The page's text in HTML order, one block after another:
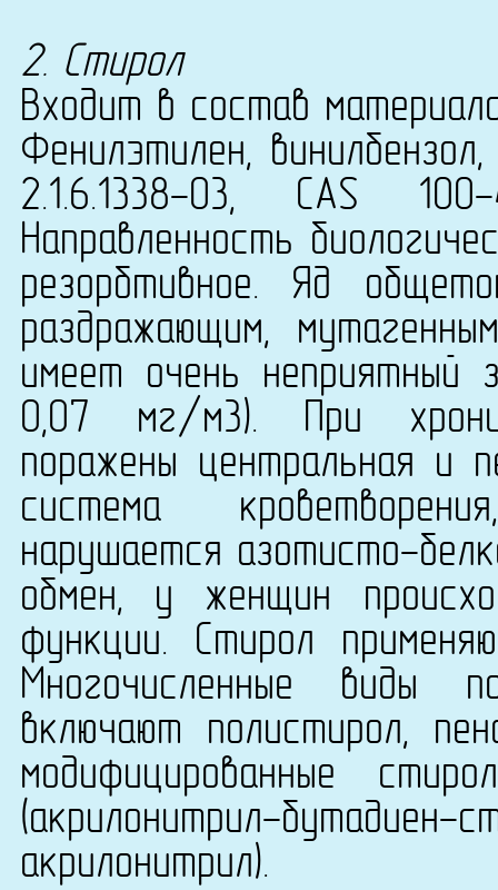
2. Стирол
Входит в состав
Фенилэтилен,
2.1.6.1338-03, CAS
Направленность
резорбтивное. Яд
раздражающим,
имеет очень неприятный
0,07 мг/м3). При
поражены центральная и
система
нарушается азотисто-
обмен, у женщин
функции. Стирол
Многочисленные виды
включают полистирол,
модифицированные
(акрилонитрил-
акрилонитрил).